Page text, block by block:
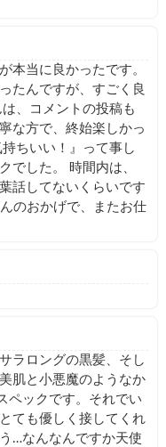
本当に良かったです。
たんですが、すごく良
、コメントの投稿も
な方で、終始楽しかっ
ちいい！』って事し
でした。 時間内は、
話してないくらいです
のおかげで、またお仕
ラロングの黒髪、そし
肌と小悪魔のようなか
ペックです。それでい
ても優しく接してくれ
…なんなんですか天使